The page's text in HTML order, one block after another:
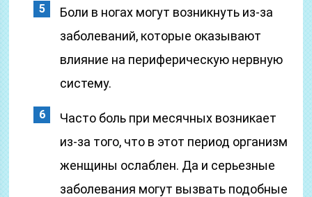
Боли в ногах могут возникнуть из-за
заболеваний, которые оказывают
влияние на периферическую нервную
систему.
Часто боль при месячных возникает
из-за того, что в этот период организм
женщины ослаблен. Да и серьезные
заболевания могут вызвать подобные